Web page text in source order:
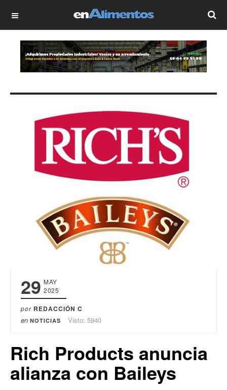
OFF CANVAS
29 MAY
2025
por REDACCIÓN C
en NOTICIAS Visto: 5940
Rich Products anuncia
alianza con Baileys